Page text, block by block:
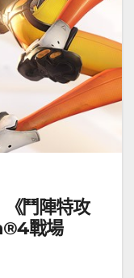
鬥陣特攻
戰場